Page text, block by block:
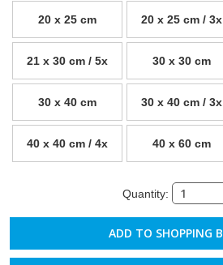
20 x 25 cm 20 x 25 cm / 3x
21 x 30 cm / 5x 30 x 30 cm
30 x 40 cm 30 x 40 cm / 3x
40 x 40 cm / 4x 40 x 60 cm
Quantity: